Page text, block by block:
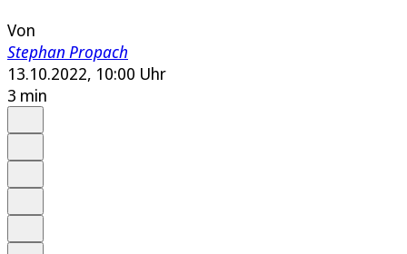
Von
Stephan Propach
13.10.2022, 10:00 Uhr
3 min